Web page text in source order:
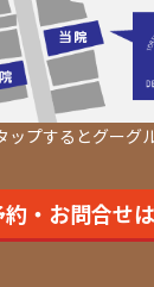
プするとグーグ
約・お問合せ